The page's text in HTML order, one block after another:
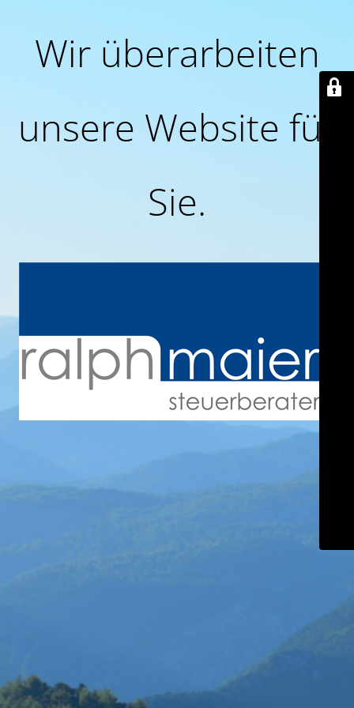
Wir überarbeiten
unsere Website für
Sie.